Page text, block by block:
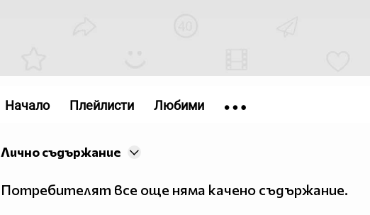
Лично съдържание
Потребителят все още няма качено съдържание.
Начало Плейлисти Любими